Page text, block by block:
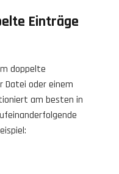
Einträge
doppelte
Datei oder einem
am besten in